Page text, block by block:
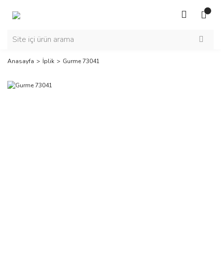
Anasayfa İplik Gurme 73041